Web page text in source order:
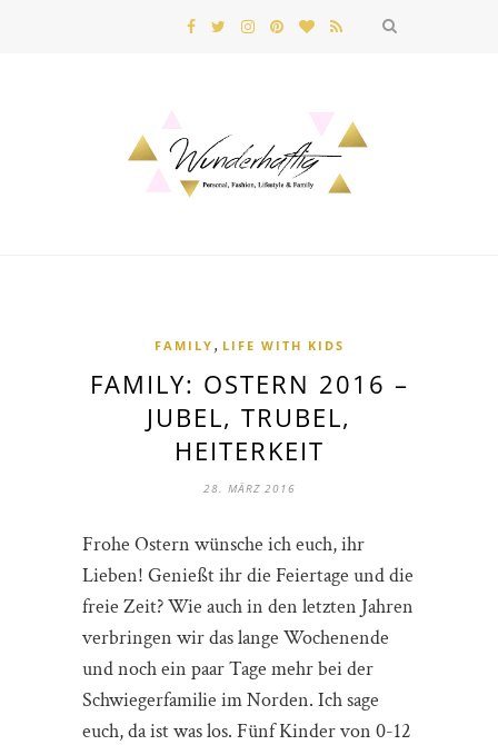
FAMILY , LIFE WITH KIDS
FAMILY: OSTERN 2016 –
JUBEL, TRUBEL,
HEITERKEIT
28. MÄRZ 2016
Frohe Ostern wünsche ich euch, ihr
Lieben! Genießt ihr die Feiertage und die
freie Zeit? Wie auch in den letzten Jahren
verbringen wir das lange Wochenende
und noch ein paar Tage mehr bei der
Schwiegerfamilie im Norden. Ich sage
euch, da ist was los. Fünf Kinder von 0-12